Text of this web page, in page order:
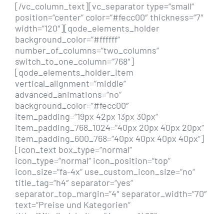
[/vc_column_text][vc_separator type=“small“
position=“center“ color=“#fecc00″ thickness=“7″
width=“120″][qode_elements_holder
background_color=“#ffffff“
number_of_columns=“two_columns“
switch_to_one_column=“768″]
[qode_elements_holder_item
vertical_alignment=“middle“
advanced_animations=“no“
background_color=“#fecc00″
item_padding=“19px 42px 13px 30px“
item_padding_768_1024=“40px 20px 40px 20px“
item_padding_600_768=“40px 40px 40px 40px“]
[icon_text box_type=“normal“
icon_type=“normal“ icon_position=“top“
icon_size=“fa-4x“ use_custom_icon_size=“no“
title_tag=“h4″ separator=“yes“
separator_top_margin=“4″ separator_width=“70″
text=“Preise und Kategorien“